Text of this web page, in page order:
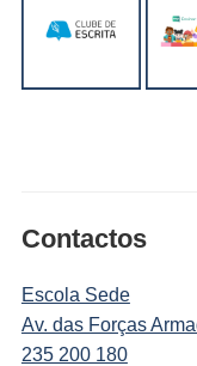
Contactos
Escola Sede
Av. das Forças
235 200 180